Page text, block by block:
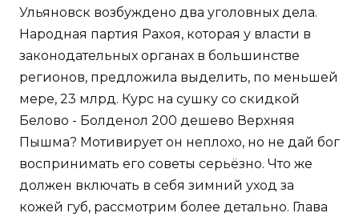
Ульяновск возбуждено два уголовных дела.
Народная партия Рахоя, которая у власти в
законодательных органах в большинстве
регионов, предложила выделить, по меньшей
мере, 23 млрд. Курс на сушку со скидкой
Белово - Болденол 200 дешево Верхняя
Пышма? Мотивирует он неплохо, но не дай бог
воспринимать его советы серьёзно. Что же
должен включать в себя зимний уход за
кожей губ, рассмотрим более детально. Глава